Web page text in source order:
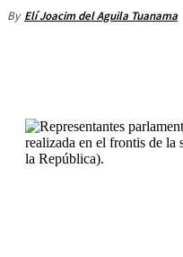
By Elí Joacim del Aguila Tuanama